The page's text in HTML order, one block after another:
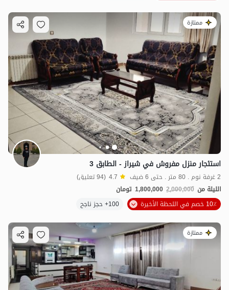
ممتازة
استئجار منزل مفروش في شيراز - الطابق 3
2 غرفة نوم . 80 متر . حتى 6 ضيف 4.7 (94 تعليق)
الليلة من 2,000,000
1,800,000 تومان
10٪ خصم في اللحظة الأخيرة
100+ حجز ناجح
ممتازة